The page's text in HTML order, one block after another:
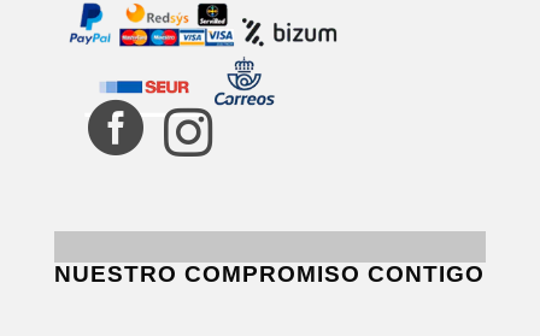
 
NUESTRO COMPROMISO CONTIGO